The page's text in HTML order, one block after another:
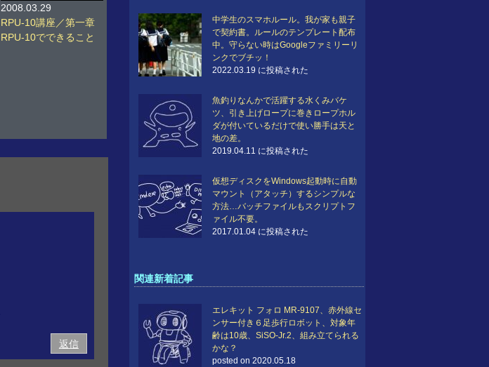
2008.03.29
RPU-10講座／第一章
RPU-10でできること
返信
中学生のスマホルール。我が家も親子
で契約書。ルールのテンプレート配布
中。守らない時はGoogleファミリーリ
ンクでブチッ！
2022.03.19 に投稿された
魚釣りなんかで活躍する水くみバケ
ツ、引き上げロープに巻きロープホル
ダが付いているだけで使い勝手は天と
地の差。
2019.04.11 に投稿された
仮想ディスクをWindows起動時に自動
マウント（アタッチ）するシンプルな
方法…バッチファイルもスクリプトフ
ァイル不要。
2017.01.04 に投稿された
関連新着記事
エレキット フォロ MR-9107、赤外線セ
ンサー付き６足歩行ロボット、対象年
齢は10歳、SiSO-Jr.2、組み立てられる
かな？
posted on 2020.05.18